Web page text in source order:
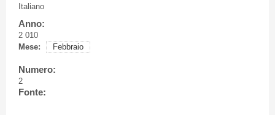
Italiano
Anno:
2 010
Mese:
Febbraio
Numero:
2
Fonte: